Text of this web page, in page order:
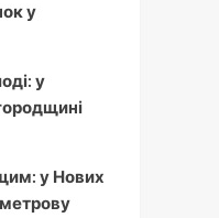
у
у
у Нових